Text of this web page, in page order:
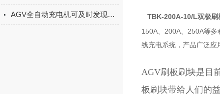
AGV全自动充电机可及时发现电池的异常情况并进行处理
TBK-200A-10/L双极刷
150A、200A、250A等
线充电系统，产品广泛
AGV刷板刷块是目
板刷块带给人们的